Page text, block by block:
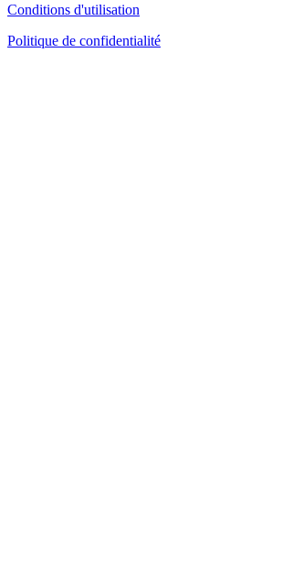
Conditions d'utilisation
Politique de confidentialité